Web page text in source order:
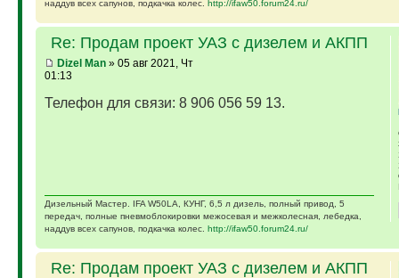
наддув всех сапунов, подкачка колес. http://ifaw50.forum24.ru/
Re: Продам проект УАЗ с дизелем и АКПП
Dizel Man» 05 авг 2021, Чт
01:13
Телефон для связи: 8 906 056 59 13.
Дизельный Мастер. IFA W50LA, КУНГ, 6,5 л дизель, полный привод, 5
передач, полные пневмоблокировки межосевая и межколесная, лебедка,
наддув всех сапунов, подкачка колес. http://ifaw50.forum24.ru/
Re: Продам проект УАЗ с дизелем и АКПП